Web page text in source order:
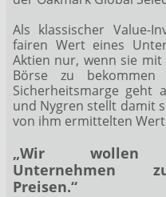
Als klassischer Value-
fairen Wert eines
Aktien nur, wenn sie
Börse zu
Sicherheitsmarge geht
und Nygren stellt damit
von ihm ermittelten
„Wir wollen
Unternehmen
Preisen.“